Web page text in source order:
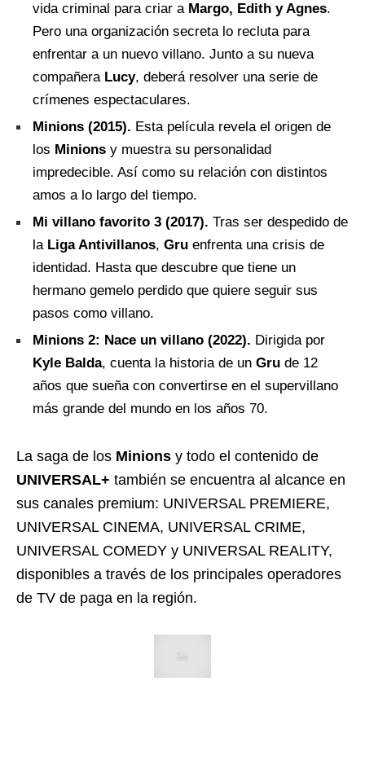
vida criminal para criar a Margo, Edith y Agnes.
Pero una organización secreta lo recluta para
enfrentar a un nuevo villano. Junto a su nueva
compañera Lucy, deberá resolver una serie de
crímenes espectaculares.
Minions (2015). Esta película revela el origen de
los Minions y muestra su personalidad
impredecible. Así como su relación con distintos
amos a lo largo del tiempo.
Mi villano favorito 3 (2017). Tras ser despedido de
la Liga Antivillanos, Gru enfrenta una crisis de
identidad. Hasta que descubre que tiene un
hermano gemelo perdido que quiere seguir sus
pasos como villano.
Minions 2: Nace un villano (2022). Dirigida por
Kyle Balda, cuenta la historia de un Gru de 12
años que sueña con convertirse en el supervillano
más grande del mundo en los años 70.
La saga de los Minions y todo el contenido de
UNIVERSAL+ también se encuentra al alcance en
sus canales premium: UNIVERSAL PREMIERE,
UNIVERSAL CINEMA, UNIVERSAL CRIME,
UNIVERSAL COMEDY y UNIVERSAL REALITY,
disponibles a través de los principales operadores
de TV de paga en la región.